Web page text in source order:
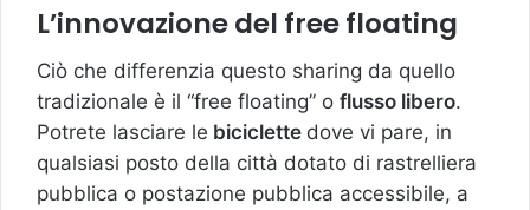
L’innovazione del free floating
Ciò che differenzia questo sharing da quello
tradizionale è il “free floating” o flusso libero.
Potrete lasciare le biciclette dove vi pare, in
qualsiasi posto della città dotato di rastrelliera
pubblica o postazione pubblica accessibile, a